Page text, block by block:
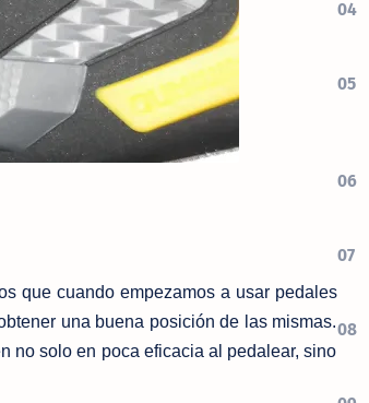
que cuando empezamos a usar pedales
una buena posición de las mismas.
no solo en poca eficacia al pedalear, sino